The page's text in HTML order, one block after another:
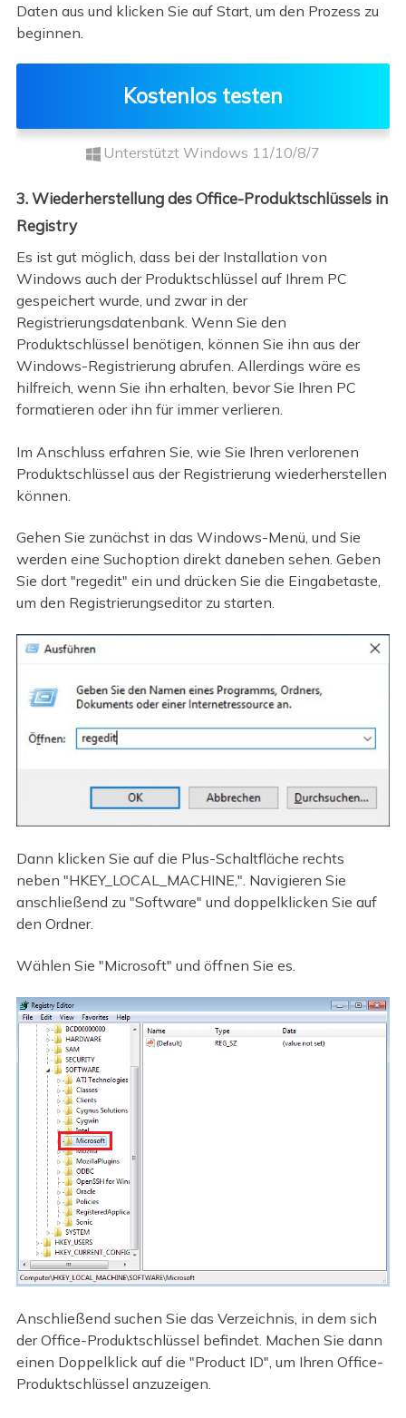
Daten aus und klicken Sie auf Start, um den Prozess zu
beginnen.
Kostenlos testen
Unterstützt Windows 11/10/8/7
3. Wiederherstellung des Office-Produktschlüssels in
Registry
Es ist gut möglich, dass bei der Installation von
Windows auch der Produktschlüssel auf Ihrem PC
gespeichert wurde, und zwar in der
Registrierungsdatenbank. Wenn Sie den
Produktschlüssel benötigen, können Sie ihn aus der
Windows-Registrierung abrufen. Allerdings wäre es
hilfreich, wenn Sie ihn erhalten, bevor Sie Ihren PC
formatieren oder ihn für immer verlieren.
Im Anschluss erfahren Sie, wie Sie Ihren verlorenen
Produktschlüssel aus der Registrierung wiederherstellen
können.
Gehen Sie zunächst in das Windows-Menü, und Sie
werden eine Suchoption direkt daneben sehen. Geben
Sie dort "regedit" ein und drücken Sie die Eingabetaste,
um den Registrierungseditor zu starten.
Dann klicken Sie auf die Plus-Schaltfläche rechts
neben "HKEY_LOCAL_MACHINE,". Navigieren Sie
anschließend zu "Software" und doppelklicken Sie auf
den Ordner.
Wählen Sie "Microsoft" und öffnen Sie es.
Anschließend suchen Sie das Verzeichnis, in dem sich
der Office-Produktschlüssel befindet. Machen Sie dann
einen Doppelklick auf die "Product ID", um Ihren Office-
Produktschlüssel anzuzeigen.